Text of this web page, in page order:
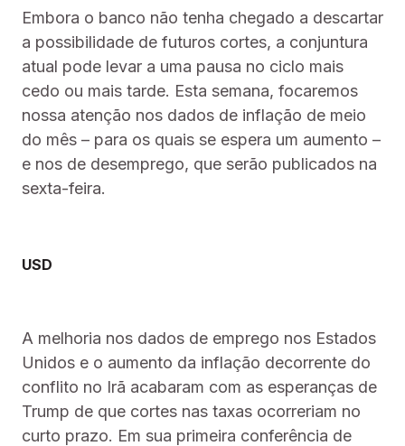
Embora o banco não tenha chegado a descartar
a possibilidade de futuros cortes, a conjuntura
atual pode levar a uma pausa no ciclo mais
cedo ou mais tarde. Esta semana, focaremos
nossa atenção nos dados de inflação de meio
do mês – para os quais se espera um aumento –
e nos de desemprego, que serão publicados na
sexta-feira.
USD
A melhoria nos dados de emprego nos Estados
Unidos e o aumento da inflação decorrente do
conflito no Irã acabaram com as esperanças de
Trump de que cortes nas taxas ocorreriam no
curto prazo. Em sua primeira conferência de